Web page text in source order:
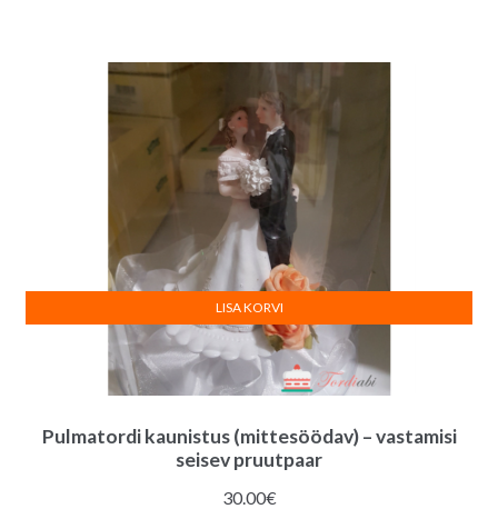
Pulmatordi kaunistus (mittesöödav) – vastamisi
seisev pruutpaar
30.00€
LISA KORVI